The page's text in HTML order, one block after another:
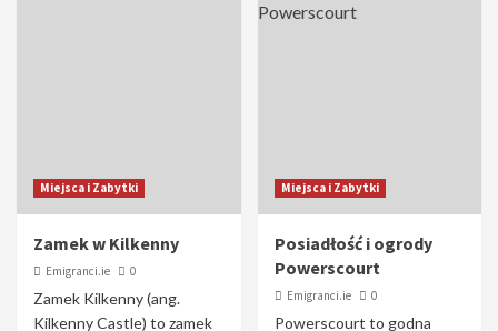
Miejsca i Zabytki
Zamek w Kilkenny
Emigranci.ie 0
Zamek Kilkenny (ang.
Kilkenny Castle) to zamek
Miejsca i Zabytki
Posiadłość i ogrody
Powerscourt
Emigranci.ie 0
Powerscourt to godna